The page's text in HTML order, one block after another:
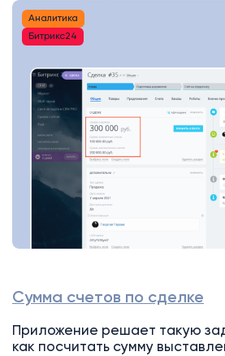
Аналитика
Битрикс24
Сумма счетов по сделке
Приложение решает такую
как посчитать сумму